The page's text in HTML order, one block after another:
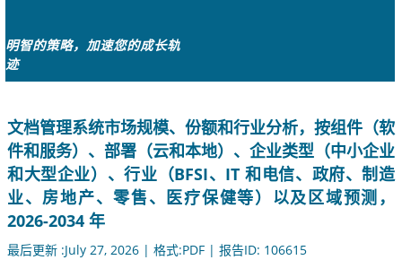
明智的策略，加速您的成长轨
迹
文档管理系统市场规模、份额和行业分析，按组件（软
件和服务）、部署（云和本地）、企业类型（中小企业
和大型企业）、行业（BFSI、IT 和电信、政府、制造
业、房地产、零售、医疗保健等）以及区域预测，
2026-2034 年
最后更新 :July 27, 2026 | 格式:PDF | 报告ID: 106615